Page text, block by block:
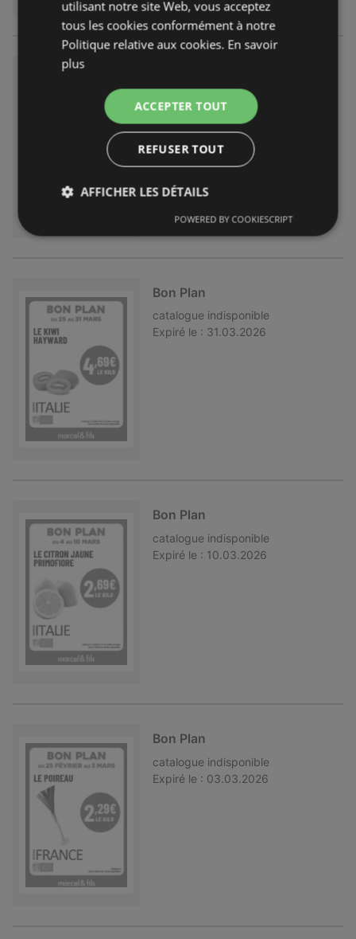
catalogue indisponible
Expiré le : 05.05.2026
Bon Plan
catalogue indisponible
Expiré le : 31.03.2026
Bon Plan
catalogue indisponible
Expiré le : 10.03.2026
Bon Plan
catalogue indisponible
Expiré le : 03.03.2026
utilisant notre site Web, vous acceptez
tous les cookies conformément à notre
Politique relative aux cookies. En savoir
plus
ACCEPTER TOUT
REFUSER TOUT
AFFICHER LES DÉTAILS
POWERED BY COOKIESCRIPT